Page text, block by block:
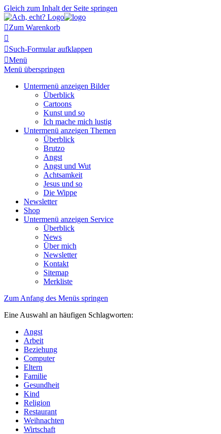
Gleich zum Inhalt der Seite springen
Zum Warenkorb

Such-Formular aufklappen
Menü
Menü überspringen
Untermenü anzeigen Bilder
Überblick
Cartoons
Kunst und so
Ich mache mich lustig
Untermenü anzeigen Themen
Überblick
Brutzo
Angst
Angst und Wut
Achtsamkeit
Jesus und so
Die Wippe
Newsletter
Shop
Untermenü anzeigen Service
Überblick
News
Über mich
Newsletter
Kontakt
Sitemap
Merkliste
Zum Anfang des Menüs springen
Eine Auswahl an häufigen Schlagworten:
Angst
Arbeit
Beziehung
Computer
Eltern
Familie
Gesundheit
Kind
Religion
Restaurant
Weihnachten
Wirtschaft